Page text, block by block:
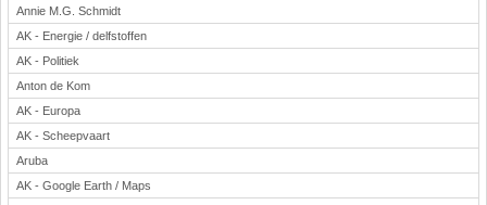
Onderbouw PO
Pasen
Voetbal
Annie M.G. Schmidt
AK - Energie / delfstoffen
AK - Politiek
Anton de Kom
AK - Europa
AK - Scheepvaart
Aruba
AK - Google Earth / Maps